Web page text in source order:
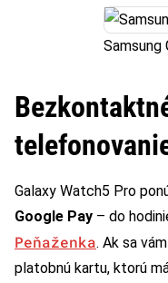
Samsung
Galaxy Watch5 Pro
Google Pay – do
Peňaženka. Ak sa
platobnú kartu, ktorú